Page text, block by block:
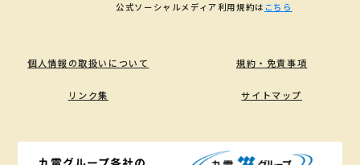
個人情報の取扱いについて 規約・免責事項
リンク集 サイトマップ
公式ソーシャルメディア利用規約は こちら